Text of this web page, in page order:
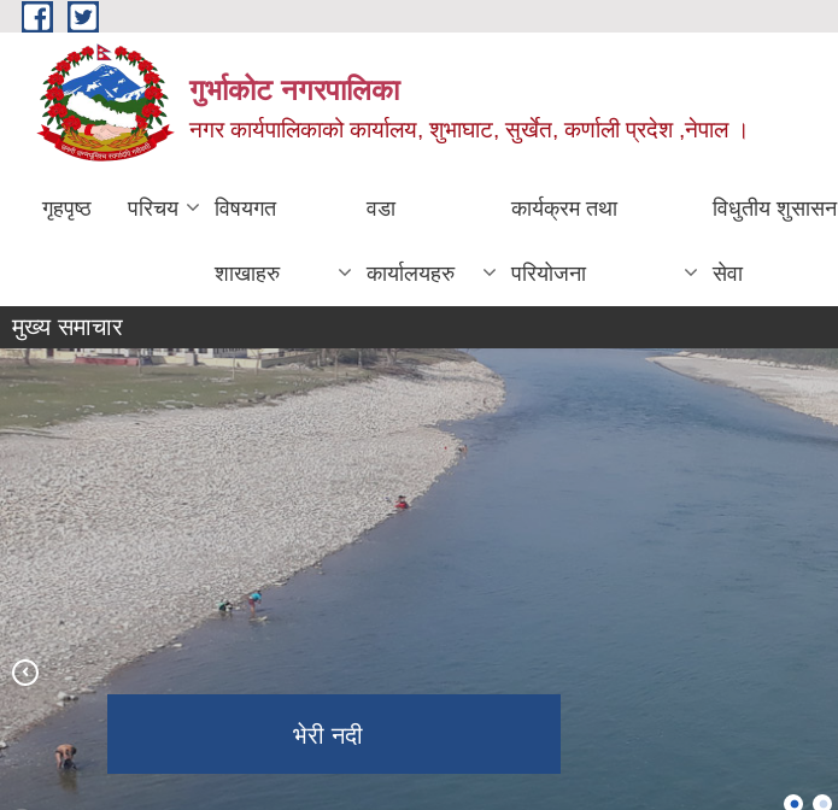
Skip to main content
गुर्भाकोट नगरपालिका
नगर कार्यपालिकाको कार्यालय, शुभाघाट, सुर्खेत, कर्णाली प्रदेश ,नेपाल ।
गृहपृष्ठ परिचय विषयगत
शाखाहरु
वडा
कार्यालयहरु
कार्यक्रम तथा
परियोजना
विधुतीय शुसासन
सेवा
मुख्य समाचार
भेरी नदी
दह ताल